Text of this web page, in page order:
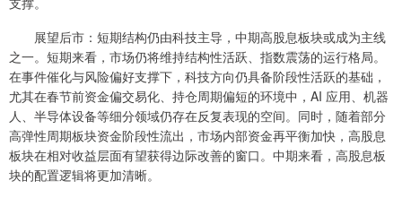
展望后市：短期结构仍由科技主导，中期高股息板块或成为主线
之一。短期来看，市场仍将维持结构性活跃、指数震荡的运行格局。
在事件催化与风险偏好支撑下，科技方向仍具备阶段性活跃的基础，
尤其在春节前资金偏交易化、持仓周期偏短的环境中，AI 应用、机器
人、半导体设备等细分领域仍存在反复表现的空间。同时，随着部分
高弹性周期板块资金阶段性流出，市场内部资金再平衡加快，高股息
板块在相对收益层面有望获得边际改善的窗口。中期来看，高股息板
块的配置逻辑将更加清晰。